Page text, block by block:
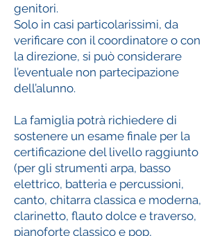
genitori.
Solo in casi particolarissimi, da
verificare con il coordinatore o con
la direzione, si può considerare
l’eventuale non partecipazione
dell’alunno.
La famiglia potrà richiedere di
sostenere un esame finale per la
certificazione del livello raggiunto
(per gli strumenti arpa, basso
elettrico, batteria e percussioni,
canto, chitarra classica e moderna,
clarinetto, flauto dolce e traverso,
pianoforte classico e pop,